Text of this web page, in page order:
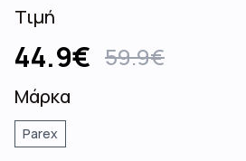
Τιμή
44.9€ 59.9€
Μάρκα
Parex